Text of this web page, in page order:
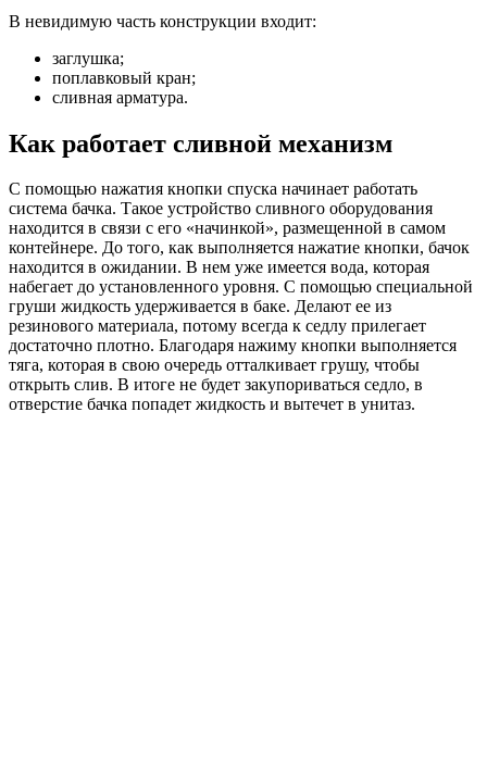
В невидимую часть конструкции входит:
заглушка;
поплавковый кран;
сливная арматура.
Как работает сливной механизм
С помощью нажатия кнопки спуска начинает работать
система бачка. Такое устройство сливного оборудования
находится в связи с его «начинкой», размещенной в самом
контейнере. До того, как выполняется нажатие кнопки, бачок
находится в ожидании. В нем уже имеется вода, которая
набегает до установленного уровня. С помощью специальной
груши жидкость удерживается в баке. Делают ее из
резинового материала, потому всегда к седлу прилегает
достаточно плотно. Благодаря нажиму кнопки выполняется
тяга, которая в свою очередь отталкивает грушу, чтобы
открыть слив. В итоге не будет закупориваться седло, в
отверстие бачка попадет жидкость и вытечет в унитаз.